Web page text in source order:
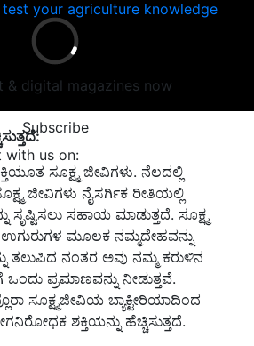
your agriculture knowledge
& digital magazines now
Subscribe
with us on:
ಸೂಕ್ಷ್ಮ ಜೀವಿಗಳು. ನೆಲದಲ್ಲಿ
ಜೀವಿಗಳು ನೈಸರ್ಗಿಕ ರೀತಿಯಲ್ಲಿ
ಸಹಾಯ ಮಾಡುತ್ತದೆ. ಸೂಕ್ಷ್ಮ
ಮೂಲಕ ನಮ್ಮದೇಹವನ್ನು
ತಲುಪಿದ ನಂತರ ಅವು ನಮ್ಮ ಕರುಳಿನ
ಪ್ರಮಾಣವನ್ನು ನೀಡುತ್ತವೆ.
ಸೂಕ್ಷ್ಮಜೀವಿಯ ಬ್ಯಾಕ್ಟೀರಿಯಾದಿಂದ
ಶಕ್ತಿಯನ್ನು ಹೆಚ್ಚಿಸುತ್ತದೆ.